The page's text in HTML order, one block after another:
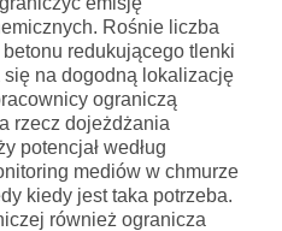
Rośnie liczba
redukującego tlenki
na dogodną lokalizację
ograniczą
rzecz dojeżdżania
potencjał według
mediów w chmurze
kiedy jest taka potrzeba.
również ogranicza